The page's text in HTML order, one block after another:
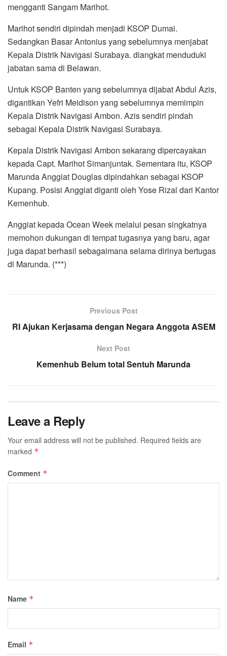
mengganti Sangam Marihot.
Marihot sendiri dipindah menjadi KSOP Dumai.
Sedangkan Basar Antonius yang sebelumnya menjabat
Kepala Distrik Navigasi Surabaya. diangkat menduduki
jabatan sama di Belawan.
Untuk KSOP Banten yang sebelumnya dijabat Abdul Azis,
digantikan Yefri Meidison yang sebelumnya memimpin
Kepala Distrik Navigasi Ambon. Azis sendiri pindah
sebagai Kepala Distrik Navigasi Surabaya.
Kepala Distrik Navigasi Ambon sekarang dipercayakan
kepada Capt. Marihot Simanjuntak. Sementara itu, KSOP
Marunda Anggiat Douglas dipindahkan sebagai KSOP
Kupang. Posisi Anggiat diganti oleh Yose Rizal dari Kantor
Kemenhub.
Anggiat kepada Ocean Week melalui pesan singkatnya
memohon dukungan di tempat tugasnya yang baru, agar
juga dapat berhasil sebagaimana selama dirinya bertugas
di Marunda. (***)
Previous Post
RI Ajukan Kerjasama dengan Negara Anggota ASEM
Next Post
Kemenhub Belum total Sentuh Marunda
Leave a Reply
Your email address will not be published. Required fields are
marked *
Comment *
Name *
Email *